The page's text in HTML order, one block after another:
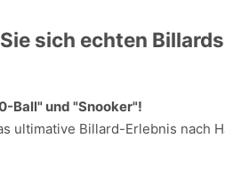
sich echten
Ball" und "Snooker"!
ultimative Billard-Erlebnis nach